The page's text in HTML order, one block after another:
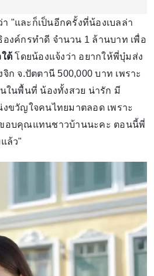
"และก็เป็นอีกครั้งที่น้องเบลล่า
งค์กรทำดี จำนวน 1 ล้านบาท เพื่อ
ต้ โดยน้องแจ้งว่า อยากให้พี่บุ๋มส่ง
ก จ.ปัตตานี 500,000 บาท เพราะ
ในพื้นที่ น้องทั้งสวย น่ารัก มี
งขวัญใจคนไทยมาตลอด เพราะ
อบคุณแทนชาวบ้านนะคะ ตอนนี้พี่
ล้ว"